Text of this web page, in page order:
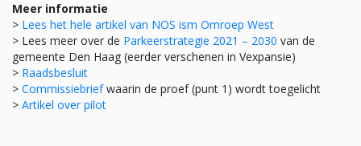
Meer informatie
> Lees het hele artikel van NOS ism Omroep West
> Lees meer over de Parkeerstrategie 2021 – 2030 van de
gemeente Den Haag (eerder verschenen in Vexpansie)
> Raadsbesluit
> Commissiebriefwaarin de proef (punt 1) wordt toegelicht
> Artikel over pilot